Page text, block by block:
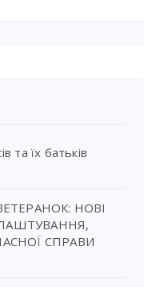
та їх батьків
НОВІ
СПРАВИ